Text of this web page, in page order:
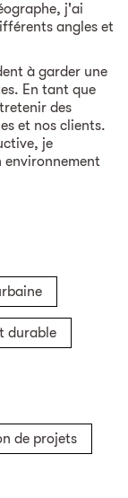
j'ai
angles et
à garder une
En tant que
des
et nos clients.
je
environnement
durable
de projets